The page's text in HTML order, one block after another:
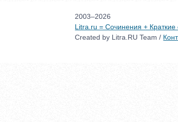
2003–2026
Litra.ru = Сочинения +
Created by Litra.RU Team /